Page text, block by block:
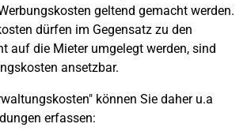
geltend gemacht werden.
dürfen im Gegensatz zu den
auf die Mieter umgelegt werden, sind
ansetzbar.
können Sie daher u.a
erfassen: